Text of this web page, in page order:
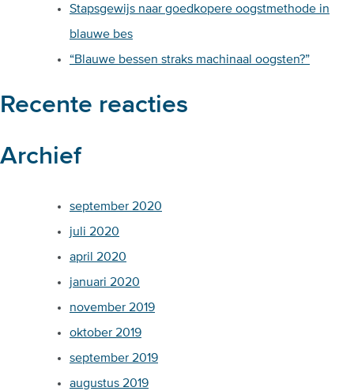
Stapsgewijs naar goedkopere oogstmethode in
blauwe bes
“Blauwe bessen straks machinaal oogsten?”
Recente reacties
Archief
september 2020
juli 2020
april 2020
januari 2020
november 2019
oktober 2019
september 2019
augustus 2019